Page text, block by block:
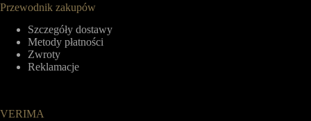
Przewodnik zakupów
Szczegóły dostawy
Metody płatności
Zwroty
Reklamacje
VERIMA